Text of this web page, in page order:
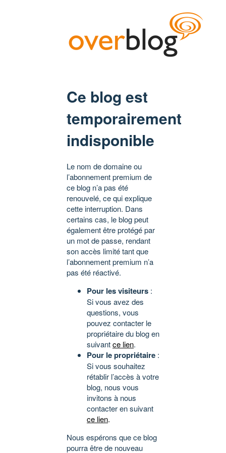
Ce blog est
temporairement
indisponible
Le nom de domaine ou
l’abonnement premium de
ce blog n’a pas été
renouvelé, ce qui explique
cette interruption. Dans
certains cas, le blog peut
également être protégé par
un mot de passe, rendant
son accès limité tant que
l’abonnement premium n’a
pas été réactivé.
Pour les visiteurs :
Si vous avez des
questions, vous
pouvez contacter le
propriétaire du blog en
suivantce lien.
Pour le propriétaire :
Si vous souhaitez
rétablir l’accès à votre
blog, nous vous
invitons à nous
contacter en suivant
ce lien.
Nous espérons que ce blog
pourra être de nouveau